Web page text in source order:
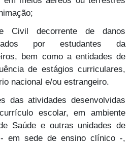
Civil decorrente de danos
por estudantes da
bem como a entidades de
de estágios curriculares,
nacional e/ou estrangeiro.
das atividades desenvolvidas
escolar, em ambiente
Saúde e outras unidades de
em sede de ensino clínico -,